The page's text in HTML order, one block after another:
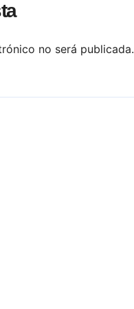
no será publicada.